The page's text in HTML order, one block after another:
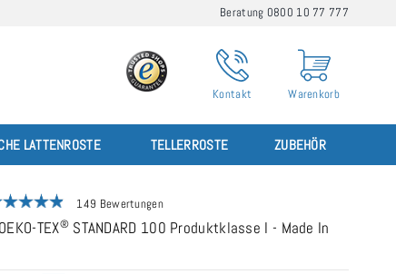
Beratung 0800 10 77 777
Kontakt Warenkorb
LATTENROSTE TELLERROSTE ZUBEHÖR
149 Bewertungen
TEX®STANDARD 100 Produktklasse I - Made In